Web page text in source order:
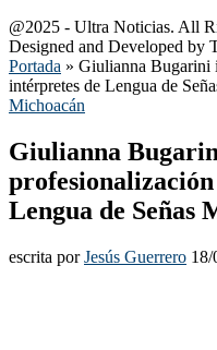
@2025 - Ultra Noticias. All
Designed and Developed by
Portada » Giulianna Bugarini
intérpretes de Lengua de
Michoacán
Giulianna
Lengua de Señas
escrita porJesús Guerrero 18/